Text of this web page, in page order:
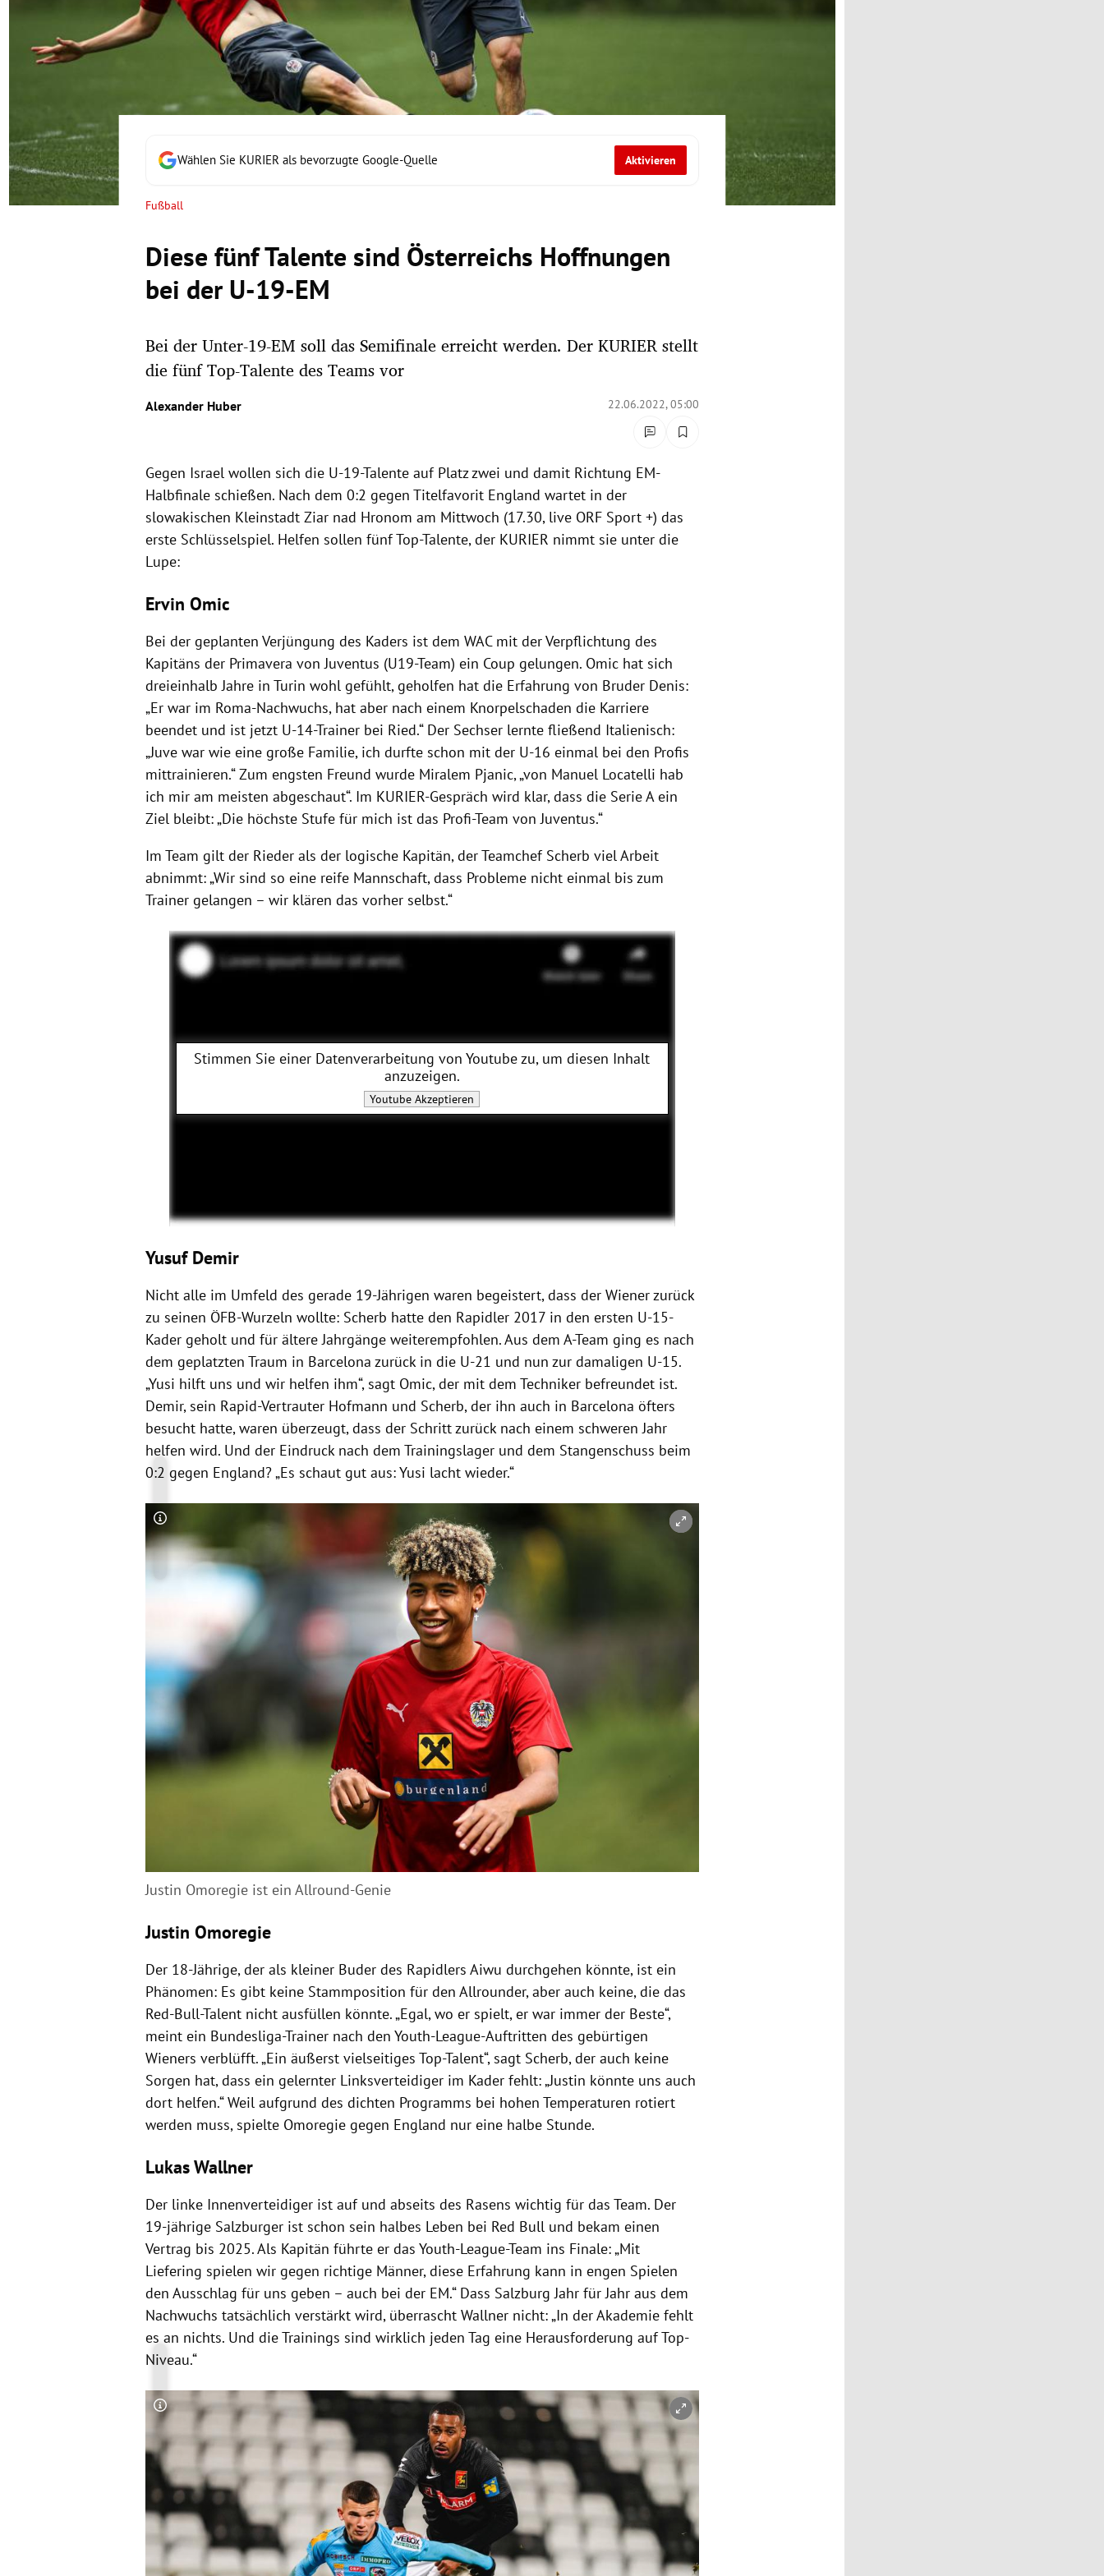
Untermenü
Untermenü
Untermenü
Wählen Sie KURIER als bevorzugte Google-Quelle Aktivieren
Fußball
Diese fünf Talente sind Österreichs Hoffnungen
bei der U-19-EM
Bei der Unter-19-EM soll das Semifinale erreicht werden. Der KURIER stellt
die fünf Top-Talente des Teams vor
Alexander Huber 22.06.2022, 05:00
Gegen Israel wollen sich die U-19-Talente auf Platz zwei und damit Richtung EM-
Halbfinale schießen. Nach dem 0:2 gegen Titelfavorit England wartet in der
slowakischen Kleinstadt Ziar nad Hronom am Mittwoch (17.30, live ORF Sport +) das
erste Schlüsselspiel. Helfen sollen fünf Top-Talente, der KURIER nimmt sie unter die
Lupe:
Ervin Omic
Bei der geplanten Verjüngung des Kaders ist dem WAC mit der Verpflichtung des
Kapitäns der Primavera von Juventus (U19-Team) ein Coup gelungen. Omic hat sich
dreieinhalb Jahre in Turin wohl gefühlt, geholfen hat die Erfahrung von Bruder Denis:
„Er war im Roma-Nachwuchs, hat aber nach einem Knorpelschaden die Karriere
beendet und ist jetzt U-14-Trainer bei Ried.“ Der Sechser lernte fließend Italienisch:
„Juve war wie eine große Familie, ich durfte schon mit der U-16 einmal bei den Profis
mittrainieren.“ Zum engsten Freund wurde Miralem Pjanic, „von Manuel Locatelli hab
ich mir am meisten abgeschaut“. Im KURIER-Gespräch wird klar, dass die Serie A ein
Ziel bleibt: „Die höchste Stufe für mich ist das Profi-Team von Juventus.“
Im Team gilt der Rieder als der logische Kapitän, der Teamchef Scherb viel Arbeit
abnimmt: „Wir sind so eine reife Mannschaft, dass Probleme nicht einmal bis zum
Trainer gelangen – wir klären das vorher selbst.“
Stimmen Sie einer Datenverarbeitung vonYoutubezu, um diesen Inhalt
anzuzeigen.
Youtube Akzeptieren
Yusuf Demir
Nicht alle im Umfeld des gerade 19-Jährigen waren begeistert, dass der Wiener zurück
zu seinen ÖFB-Wurzeln wollte: Scherb hatte den Rapidler 2017 in den ersten U-15-
Kader geholt und für ältere Jahrgänge weiterempfohlen. Aus dem A-Team ging es nach
dem geplatzten Traum in Barcelona zurück in die U-21 und nun zur damaligen U-15.
„Yusi hilft uns und wir helfen ihm“, sagt Omic, der mit dem Techniker befreundet ist.
Demir, sein Rapid-Vertrauter Hofmann und Scherb, der ihn auch in Barcelona öfters
besucht hatte, waren überzeugt, dass der Schritt zurück nach einem schweren Jahr
helfen wird. Und der Eindruck nach dem Trainingslager und dem Stangenschuss beim
0:2 gegen England? „Es schaut gut aus: Yusi lacht wieder.“
Copyright-Hinweis öffnen/schließen
Justin Omoregie ist ein Allround-Genie
Justin Omoregie
Der 18-Jährige, der als kleiner Buder des Rapidlers Aiwu durchgehen könnte, ist ein
Phänomen: Es gibt keine Stammposition für den Allrounder, aber auch keine, die das
Red-Bull-Talent nicht ausfüllen könnte. „Egal, wo er spielt, er war immer der Beste“,
meint ein Bundesliga-Trainer nach den Youth-League-Auftritten des gebürtigen
Wieners verblüfft. „Ein äußerst vielseitiges Top-Talent“, sagt Scherb, der auch keine
Sorgen hat, dass ein gelernter Linksverteidiger im Kader fehlt: „Justin könnte uns auch
dort helfen.“ Weil aufgrund des dichten Programms bei hohen Temperaturen rotiert
werden muss, spielte Omoregie gegen England nur eine halbe Stunde.
Lukas Wallner
Der linke Innenverteidiger ist auf und abseits des Rasens wichtig für das Team. Der
19-jährige Salzburger ist schon sein halbes Leben bei Red Bull und bekam einen
Vertrag bis 2025. Als Kapitän führte er das Youth-League-Team ins Finale: „Mit
Liefering spielen wir gegen richtige Männer, diese Erfahrung kann in engen Spielen
den Ausschlag für uns geben – auch bei der EM.“ Dass Salzburg Jahr für Jahr aus dem
Nachwuchs tatsächlich verstärkt wird, überrascht Wallner nicht: „In der Akademie fehlt
es an nichts. Und die Trainings sind wirklich jeden Tag eine Herausforderung auf Top-
Niveau.“
Copyright-Hinweis öffnen/schließen